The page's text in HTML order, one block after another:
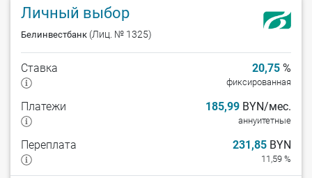
Личный выбор
Белинвестбанк (Лиц. № 1325)
Ставка 20,75 %
фиксированная
Платежи 185,99 BYN/мес.
аннуитетные
Переплата 231,85 BYN
11,59 %